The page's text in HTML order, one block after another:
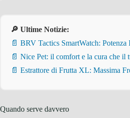
🔎 Ultime Notizie:
📄 BRV Tactics SmartWatch:
📄 Nice Pet: il comfort e la cura che il
📄 Estrattore di Frutta XL: Massima
Quando serve davvero